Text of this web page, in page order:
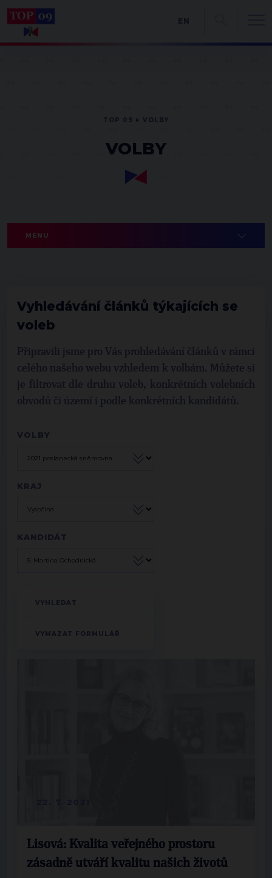
VOLBY
MENU
Vyhledávání článků týkajících se
voleb
Připravili jsme pro Vás prohledávání článků v rámci
celého našeho webu vzhledem k volbám. Můžete si
je filtrovat dle druhu voleb, konkrétních volebních
obvodů či území i podle konkrétních kandidátů.
VOLBY
KRAJ
KANDIDÁT
Lisová: Kvalita veřejného prostoru
zásadně utváří kvalitu našich životů